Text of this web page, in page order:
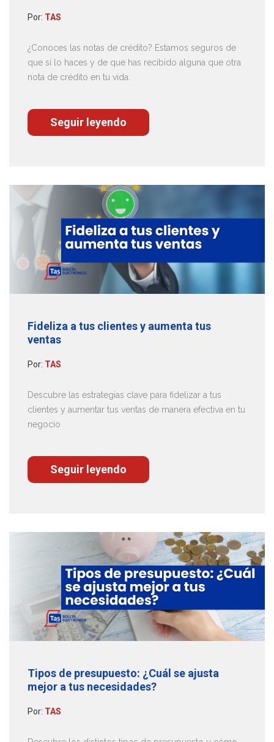
Por: TAS
¿Conoces las notas de crédito? Estamos seguros de
que sí lo haces y de que has recibido alguna que otra
nota de crédito en tu vida.
Seguir leyendo
Fideliza a tus clientes y aumenta tus
ventas
Por: TAS
Descubre las estrategias clave para fidelizar a tus
clientes y aumentar tus ventas de manera efectiva en tu
negocio
Seguir leyendo
Tipos de presupuesto: ¿Cuál se ajusta
mejor a tus necesidades?
Por: TAS